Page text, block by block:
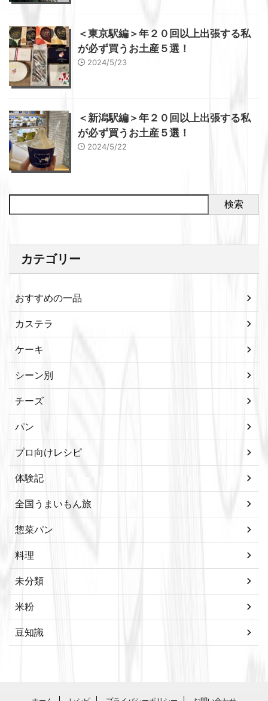
＜東京駅編＞年２０回以上出張する私
が必ず買うお土産５選！
2024/5/23
＜新潟駅編＞年２０回以上出張する私
が必ず買うお土産５選！
2024/5/22
検索
カテゴリー
おすすめの一品
カステラ
ケーキ
シーン別
チーズ
パン
プロ向けレシピ
体験記
全国うまいもん旅
惣菜パン
料理
未分類
米粉
豆知識